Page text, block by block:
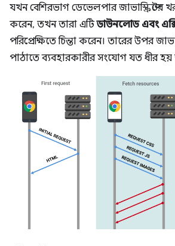
যখন বেশিরভাগ ডেভেলপার জাভাস্ক্রিপ্টের
করেন, তখন তারা এটিডাউনলোড এবং
পরিপ্রেক্ষিতে চিন্তা করেন। তারের উপর
পাঠাতে ব্যবহারকারীর সংযোগ যত ধীর